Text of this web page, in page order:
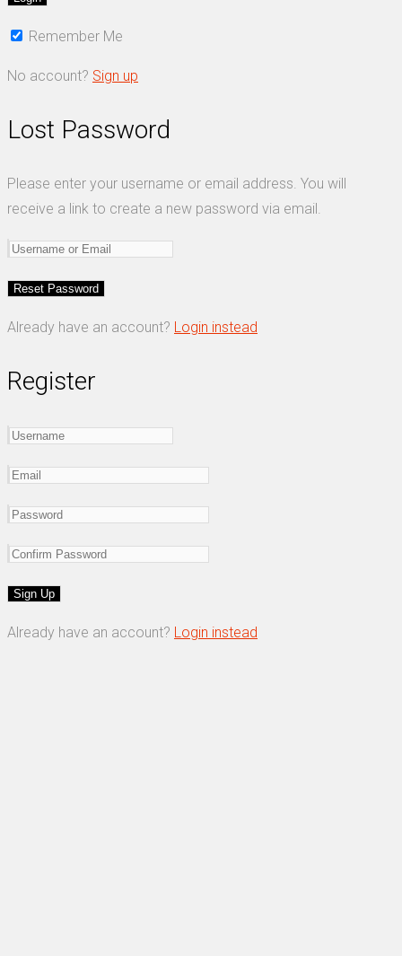
Remember Me
No account? Sign up
Lost Password
Please enter your username or email address. You will
receive a link to create a new password via email.
Already have an account? Login instead
Register
Already have an account? Login instead